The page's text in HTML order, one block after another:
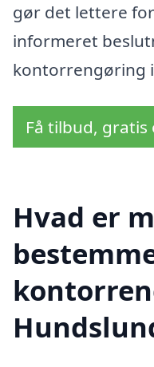
gør det lettere
informeret
kontorrengøring
Få tilbud,
Hvad er